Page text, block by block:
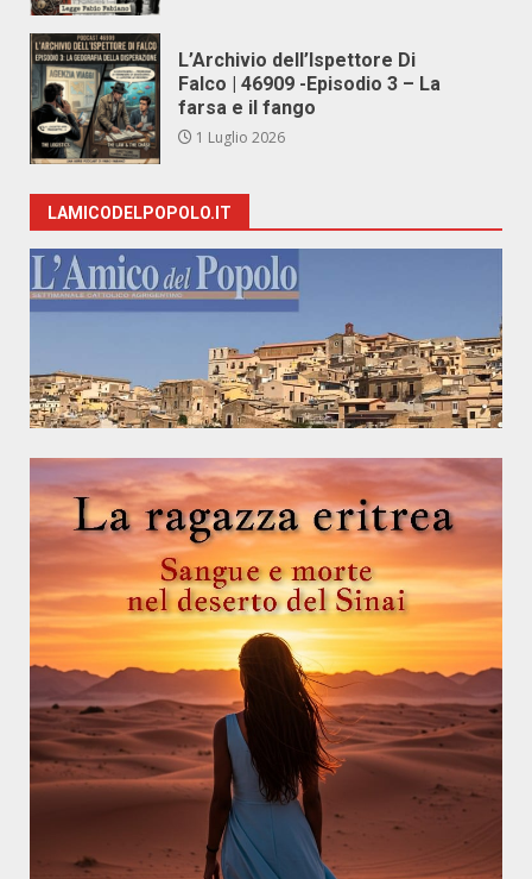
L’Archivio dell’Ispettore Di
Falco | 46909 -Episodio 3 – La
farsa e il fango
1 Luglio 2026
LAMICODELPOPOLO.IT